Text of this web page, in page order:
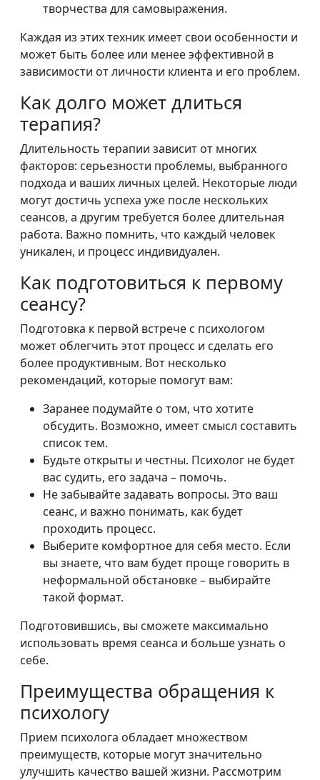
творчества для самовыражения.
Каждая из этих техник имеет свои особенности и
может быть более или менее эффективной в
зависимости от личности клиента и его проблем.
Как долго может длиться
терапия?
Длительность терапии зависит от многих
факторов: серьезности проблемы, выбранного
подхода и ваших личных целей. Некоторые люди
могут достичь успеха уже после нескольких
сеансов, а другим требуется более длительная
работа. Важно помнить, что каждый человек
уникален, и процесс индивидуален.
Как подготовиться к первому
сеансу?
Подготовка к первой встрече с психологом
может облегчить этот процесс и сделать его
более продуктивным. Вот несколько
рекомендаций, которые помогут вам:
Заранее подумайте о том, что хотите
обсудить. Возможно, имеет смысл составить
список тем.
Будьте открыты и честны. Психолог не будет
вас судить, его задача – помочь.
Не забывайте задавать вопросы. Это ваш
сеанс, и важно понимать, как будет
проходить процесс.
Выберите комфортное для себя место. Если
вы знаете, что вам будет проще говорить в
неформальной обстановке – выбирайте
такой формат.
Подготовившись, вы сможете максимально
использовать время сеанса и больше узнать о
себе.
Преимущества обращения к
психологу
Прием психолога обладает множеством
преимуществ, которые могут значительно
улучшить качество вашей жизни. Рассмотрим